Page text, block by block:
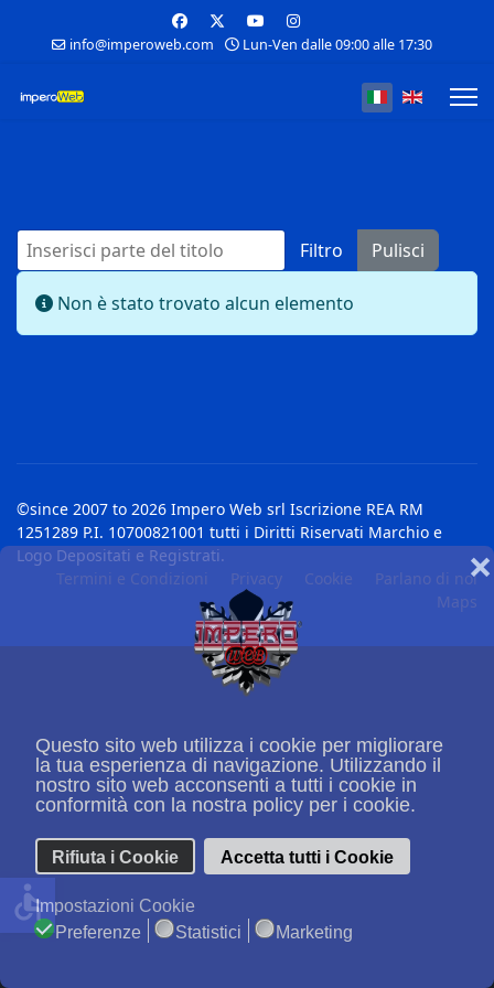
Questo sito web utilizza i cookie per migliorare
la tua esperienza di navigazione. Utilizzando il
nostro sito web acconsenti a tutti i cookie in
conformità con la nostra policy per i cookie.
Rifiuta i Cookie Accetta tutti i Cookie
❌
Impostazioni Cookie
Preferenze
Statistici Marketing
info@imperoweb.com Lun-Ven dalle 09:00 alle 17:30
Seleziona la
Inserisci parte del titolo Filtro
Pulisci
Visualizza #
Info
Non è stato trovato alcun elemento
©since 2007 to 2026 Impero Web srl Iscrizione REA RM
1251289 P.I. 10700821001 tutti i Diritti Riservati Marchio e
Logo Depositati e Registrati.
Termini e Condizioni
Privacy Cookie
Parlano di noi
Maps
accessible